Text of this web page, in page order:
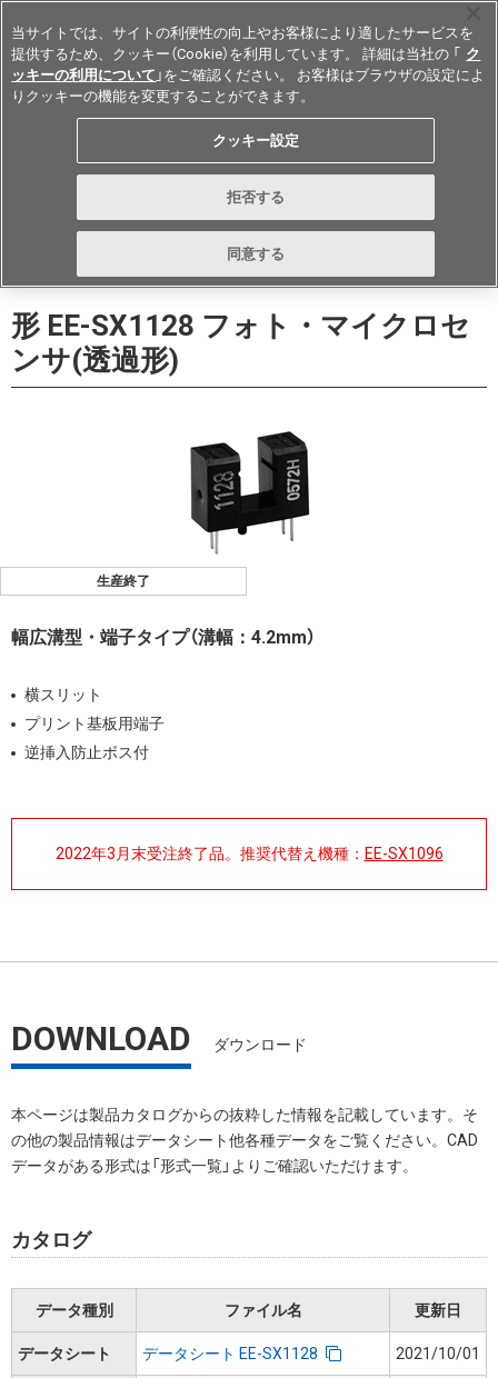
Japan
お問い合わせ
形 EE-SX1128 フォト・マイクロセ
ンサ(透過形)
生産終了
幅広溝型・端子タイプ（溝幅：4.2mm）
横スリット
プリント基板用端子
逆挿入防止ボス付
2022年3月末受注終了品。推奨代替え機種： EE-SX1096
DOWNLOAD ダウンロード
本ページは製品カタログからの抜粋した情報を記載しています。そ
の他の製品情報はデータシート他各種データをご覧ください。CAD
データがある形式は「形式一覧」よりご確認いただけます。
カタログ
データ種別 ファイル名 更新日
データシート データシート EE-SX1128 2021/10/01
当サイトでは、サイトの利便性の向上やお客様により適したサービスを
提供するため、クッキー（Cookie）を利用しています。 詳細は当社の 「 ク
ッキーの利用について 」をご確認ください。 お客様はブラウザの設定によ
りクッキーの機能を変更することができます。
クッキー設定
拒否する
同意する